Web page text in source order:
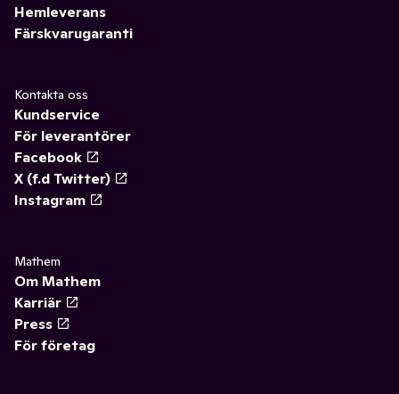
Hemleverans
Färskvarugaranti
Kontakta oss
Kundservice
För leverantörer
Facebook
X (f.d Twitter)
Instagram
Mathem
Om Mathem
Karriär
Press
För företag